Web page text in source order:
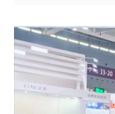
盖，未来在其他波